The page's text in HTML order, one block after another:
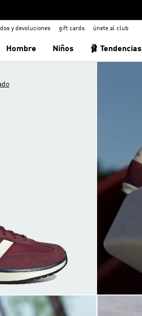
y devoluciones gift cards únete al club
Hombre Niños 🩰 Tendencias